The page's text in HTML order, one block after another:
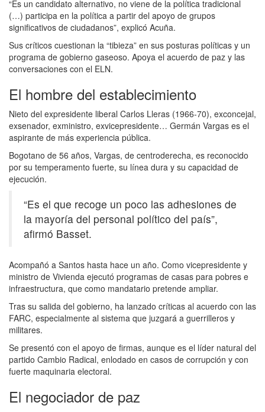
“Es un candidato alternativo, no viene de la política tradicional
(…) participa en la política a partir del apoyo de grupos
significativos de ciudadanos”, explicó Acuña.
Sus críticos cuestionan la “tibieza” en sus posturas políticas y un
programa de gobierno gaseoso. Apoya el acuerdo de paz y las
conversaciones con el ELN.
El hombre del establecimiento
Nieto del expresidente liberal Carlos Lleras (1966-70), exconcejal,
exsenador, exministro, exvicepresidente… Germán Vargas es el
aspirante de más experiencia pública.
Bogotano de 56 años, Vargas, de centroderecha, es reconocido
por su temperamento fuerte, su línea dura y su capacidad de
ejecución.
“Es el que recoge un poco las adhesiones de
la mayoría del personal político del país”,
afirmó Basset.
Acompañó a Santos hasta hace un año. Como vicepresidente y
ministro de Vivienda ejecutó programas de casas para pobres e
infraestructura, que como mandatario pretende ampliar.
Tras su salida del gobierno, ha lanzado críticas al acuerdo con las
FARC, especialmente al sistema que juzgará a guerrilleros y
militares.
Se presentó con el apoyo de firmas, aunque es el líder natural del
partido Cambio Radical, enlodado en casos de corrupción y con
fuerte maquinaria electoral.
El negociador de paz